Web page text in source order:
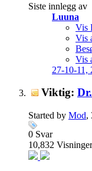
Siste innlegg av
Luuna
Vis
Vis
Vis
27-10-11,
Viktig:
Started by Mod,
0 Svar
10,832 Visninger